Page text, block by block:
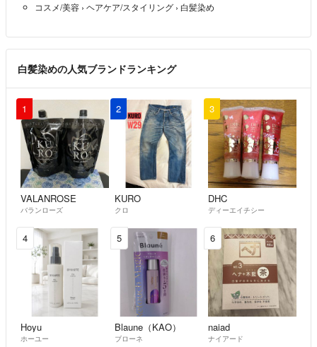
コスメ/美容 › ヘアケア/スタイリング › 白髪染め
白髪染めの人気ブランドランキング
1
VALANROSE
バランローズ
2
KURO
クロ
3
DHC
ディーエイチシー
4
Hoyu
ホーユー
5
Blaune（KAO）
ブローネ
6
naiad
ナイアード